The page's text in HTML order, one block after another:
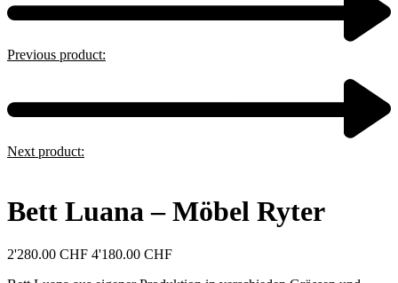
Previous product:
Next product:
Bett Luana – Möbel Ryter
2'280.00 CHF 4'180.00 CHF